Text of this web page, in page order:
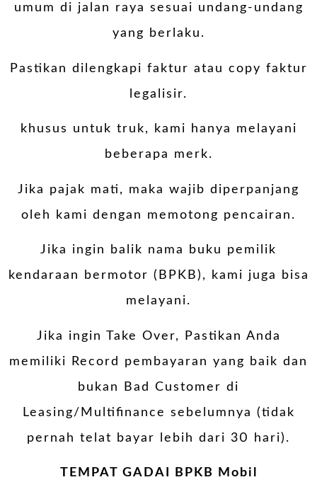
umum di jalan raya sesuai undang-undang
yang berlaku.
Pastikan dilengkapi faktur atau copy faktur
legalisir.
khusus untuk truk, kami hanya melayani
beberapa merk.
Jika pajak mati, maka wajib diperpanjang
oleh kami dengan memotong pencairan.
Jika ingin balik nama buku pemilik
kendaraan bermotor (BPKB), kami juga bisa
melayani.
Jika ingin Take Over, Pastikan Anda
memiliki Record pembayaran yang baik dan
bukan Bad Customer di
Leasing/Multifinance sebelumnya (tidak
pernah telat bayar lebih dari 30 hari).
TEMPAT GADAI BPKB Mobil